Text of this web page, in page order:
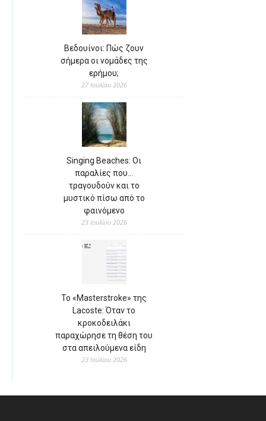
Βεδουίνοι: Πώς ζουν
σήμερα οι νομάδες της
ερήμου;
27 Ιουλίου 2026
Singing Beaches: Οι
παραλίες που…
τραγουδούν και το
μυστικό πίσω από το
φαινόμενο
23 Ιουλίου 2026
Το «Masterstroke» της
Lacoste: Όταν το
κροκοδειλάκι
παραχώρησε τη θέση του
στα απειλούμενα είδη
23 Ιουλίου 2026